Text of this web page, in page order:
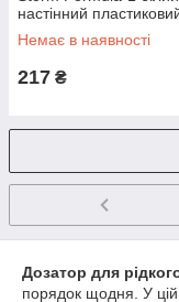
настінний
Китай (ST0060)
Немає в наявності
217 ₴
Дозатор для
порядок щодня. У цій